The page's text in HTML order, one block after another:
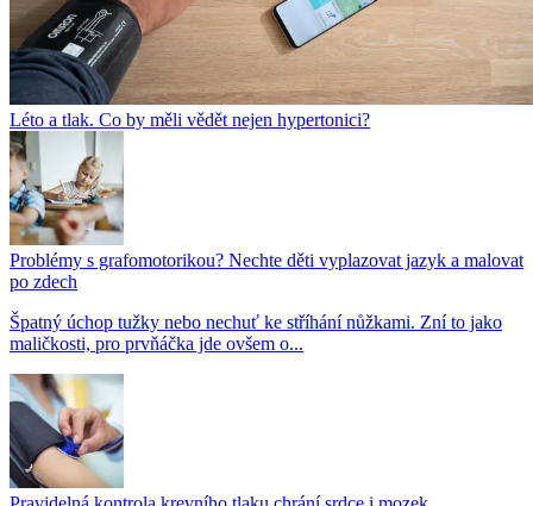
Léto a tlak. Co by měli vědět nejen hypertonici?
Problémy s grafomotorikou? Nechte děti vyplazovat jazyk a malovat
po zdech
Špatný úchop tužky nebo nechuť ke stříhání nůžkami. Zní to jako
maličkosti, pro prvňáčka jde ovšem o...